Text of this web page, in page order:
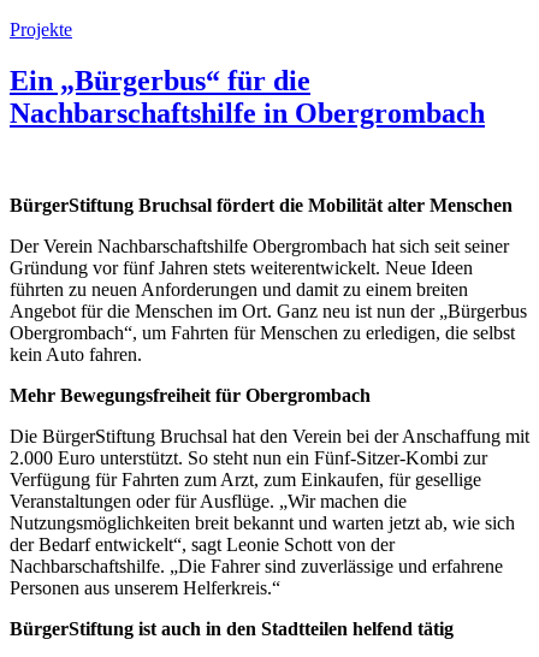
Projekte
Ein „Bürgerbus“ für die
Nachbarschaftshilfe in Obergrombach
BürgerStiftung Bruchsal fördert die Mobilität alter Menschen
Der Verein Nachbarschaftshilfe Obergrombach hat sich seit seiner
Gründung vor fünf Jahren stets weiterentwickelt. Neue Ideen
führten zu neuen Anforderungen und damit zu einem breiten
Angebot für die Menschen im Ort. Ganz neu ist nun der „Bürgerbus
Obergrombach“, um Fahrten für Menschen zu erledigen, die selbst
kein Auto fahren.
Mehr Bewegungsfreiheit für Obergrombach
Die BürgerStiftung Bruchsal hat den Verein bei der Anschaffung mit
2.000 Euro unterstützt. So steht nun ein Fünf-Sitzer-Kombi zur
Verfügung für Fahrten zum Arzt, zum Einkaufen, für gesellige
Veranstaltungen oder für Ausflüge. „Wir machen die
Nutzungsmöglichkeiten breit bekannt und warten jetzt ab, wie sich
der Bedarf entwickelt“, sagt Leonie Schott von der
Nachbarschaftshilfe. „Die Fahrer sind zuverlässige und erfahrene
Personen aus unserem Helferkreis.“
BürgerStiftung ist auch in den Stadtteilen helfend tätig